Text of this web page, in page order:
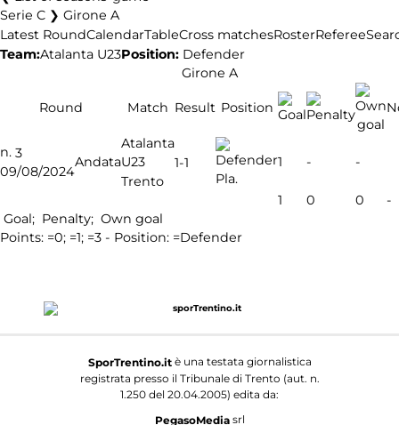
Serie C ❯ Girone A
Latest RoundCalendarTableCross matchesRosterReferee
Team:Atalanta U23Position: Defender
Girone A
Round Match Result Position
n. 3
09/08/2024
Andata
Atalanta
U23
Trento
1-1
Pla.
1 - -
1 0 0
-
Goal; Penalty; Own goal
Points: =0; =1; =3 - Position: =Defender
SporTrentino.itè una testata giornalistica
registrata presso il Tribunale di Trento (aut. n.
1.250 del 20.04.2005) edita da:
PegasoMediasrl